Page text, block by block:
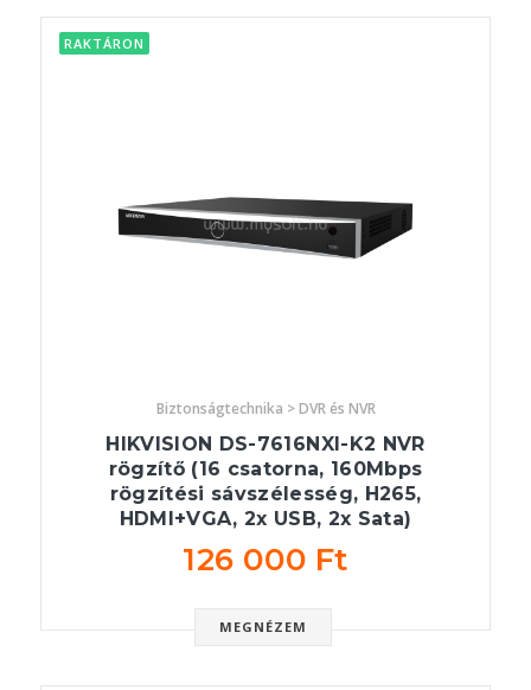
RAKTÁRON
Biztonságtechnika > DVR és NVR
HIKVISION DS-7616NXI-K2 NVR
rögzítő (16 csatorna, 160Mbps
rögzítési sávszélesség, H265,
HDMI+VGA, 2x USB, 2x Sata)
126 000 Ft
MEGNÉZEM